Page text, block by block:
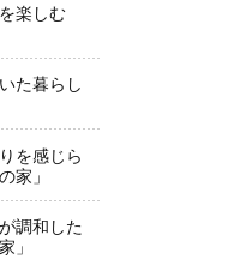
楽しむ
た暮らし
を感じら
家」
調和した
」